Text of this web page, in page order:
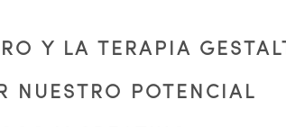
Y LA TERAPIA GESTALT
NUESTRO POTENCIAL